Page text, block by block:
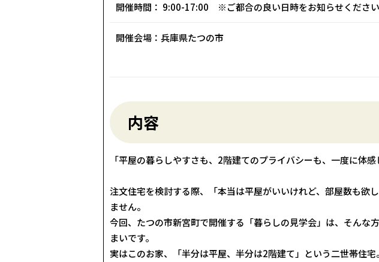
開催時間： 9:00-17:00 ※ご都合の良い日時をお知らせください
開催会場：兵庫県たつの市
内容
「平屋の暮らしやすさも、2階建てのプライバシーも、一度に体感
注文住宅を検討する際、「本当は平屋がいいけれど、部屋数も欲
ません。
今回、たつの市新宮町で開催する「暮らしの見学会」は、そんな
まいです。
実はこのお家、「半分は平屋、半分は2階建て」という二世帯住